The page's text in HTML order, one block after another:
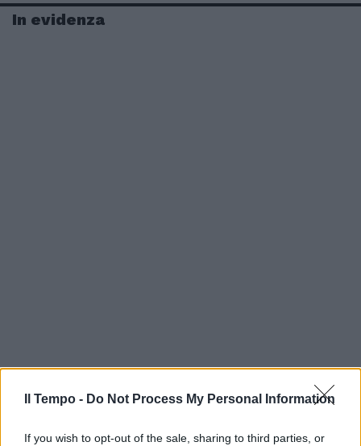
Il Tempo - Do Not Process My Personal Information
If you wish to opt-out of the sale, sharing to third parties, or
In evidenza